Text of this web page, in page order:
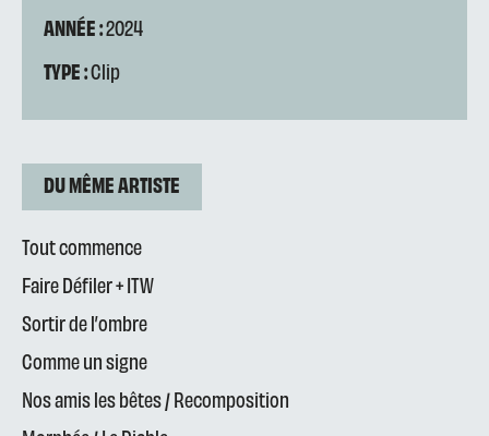
ANNÉE :2024
TYPE :Clip
DU MÊME ARTISTE
Tout commence
Faire Défiler + ITW
Sortir de l’ombre
Comme un signe
Nos amis les bêtes / Recomposition